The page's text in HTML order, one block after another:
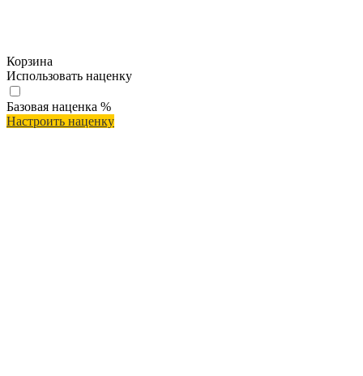
Корзина
Использовать наценку
Базовая наценка %
Настроить наценку